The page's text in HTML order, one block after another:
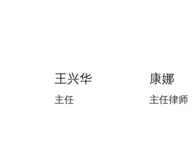
王兴华
主任
康娜
主任律师